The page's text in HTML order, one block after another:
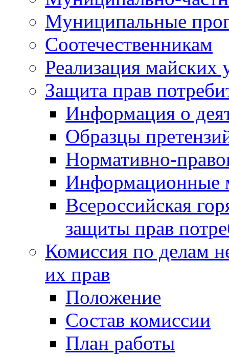
Муниципальные
Соотечественникам
Реализация майских
Защита прав
Информация о
Образцы
Нормативно-
Информационные
Всероссийская
защиты прав
Комиссия по делам
их прав
Положение
Состав комиссии
План работы